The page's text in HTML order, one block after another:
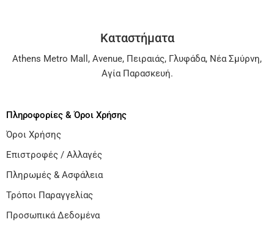
Καταστήματα
Athens Metro Mall , Avenue, Πειραιάς, Γλυφάδα, Νέα Σμύρνη,
Αγία Παρασκευή.
Πληροφορίες & Όροι Χρήσης
Όροι Χρήσης
Επιστροφές / Αλλαγές
Πληρωμές & Ασφάλεια
Τρόποι Παραγγελίας
Προσωπικά Δεδομένα